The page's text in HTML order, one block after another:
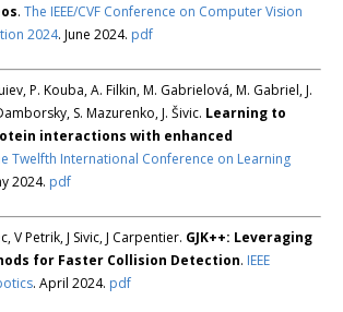
. The IEEE/CVF Conference on Computer Vision
2024. June 2024. pdf
P. Kouba, A. Filkin, M. Gabrielová, M. Gabriel, J.
S. Mazurenko, J. Šivic. Learning to
interactions with enhanced
Twelfth International Conference on Learning
2024. pdf
V Petrik, J Sivic, J Carpentier. GJK++: Leveraging
for Faster Collision Detection. IEEE
. April 2024. pdf